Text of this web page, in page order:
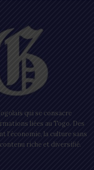
qui se consacre
liées au Togo. Des
l’économie, la culture sans
riche et diversifié.